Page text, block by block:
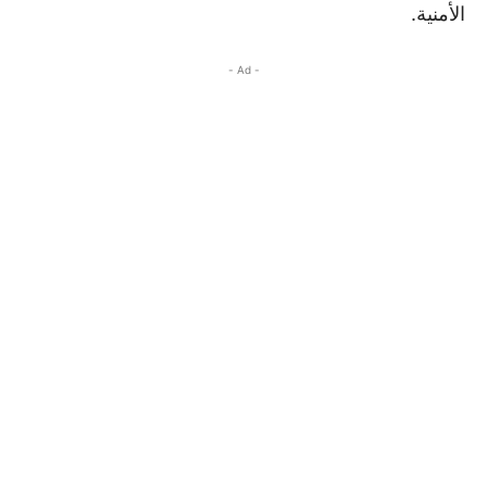
الأمنية.
- Ad -